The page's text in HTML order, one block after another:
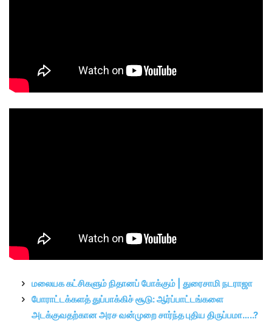
மலையக கட்சிகளும் நிதானப் போக்கும் | துரைசாமி நடராஜா
போராட்டக்களத் துப்பாக்கிச் சூடு: ஆர்ப்பாட்டங்களை
அடக்குவதற்கான அரச வன்முறை சார்ந்த புதிய திருப்பமா…..?